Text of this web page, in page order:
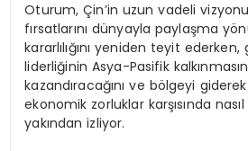
Oturum, Çin’in uzun vadeli
fırsatlarını dünyayla paylaşma
kararlılığını yeniden teyit
liderliğinin Asya-Pasifik
kazandıracağını ve bölgeyi
ekonomik zorluklar karşısında
yakından izliyor.